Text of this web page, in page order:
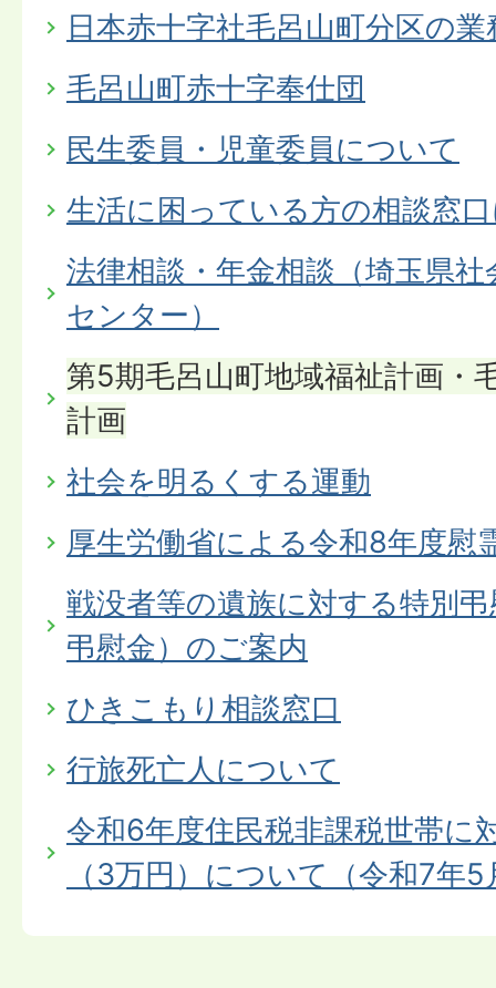
日本赤十字社毛呂山町分区の
毛呂山町赤十字奉仕団
民生委員・児童委員について
生活に困っている方の相談窓
法律相談・年金相談（埼玉県
センター）
第5期毛呂山町地域福祉計画・
計画
社会を明るくする運動
厚生労働省による令和8年度慰
戦没者等の遺族に対する特別
弔慰金）のご案内
ひきこもり相談窓口
行旅死亡人について
令和6年度住民税非課税世帯に
（3万円）について（令和7年